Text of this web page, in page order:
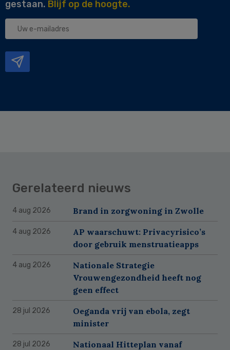
gestaan. Blijf op de hoogte.
Uw
Gerelateerd nieuws
4 aug 2026 Brand in zorgwoning in Zwolle
4 aug 2026
AP waarschuwt: Privacyrisico’s
door gebruik menstruatieapps
4 aug 2026
Nationale Strategie
Vrouwengezondheid heeft nog
geen effect
28 jul 2026
Oeganda vrij van ebola, zegt
minister
28 jul 2026
Nationaal Hitteplan vanaf